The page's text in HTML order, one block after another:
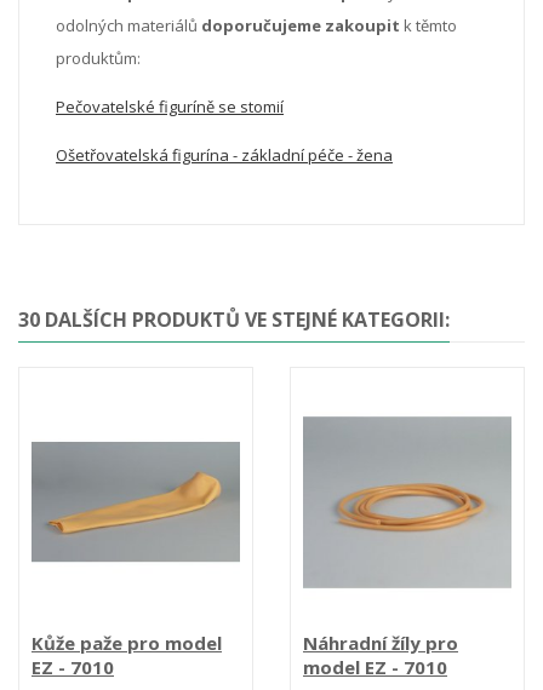
odolných materiálů doporučujeme zakoupit k těmto
produktům:
Pečovatelské figuríně se stomií
Ošetřovatelská figurína - základní péče - žena
30 DALŠÍCH PRODUKTŮ VE STEJNÉ KATEGORII:
Kůže paže pro model
EZ - 7010
Náhradní žíly pro
model EZ - 7010